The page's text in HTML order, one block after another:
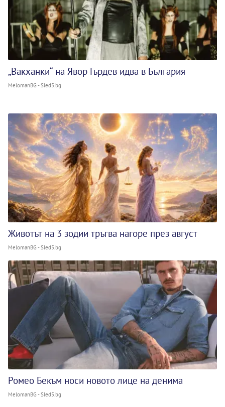
„Вакханки“ на Явор Гърдев идва в България
MelomanBG - Sled5.bg
Животът на 3 зодии тръгва нагоре през август
MelomanBG - Sled5.bg
Ромео Бекъм носи новото лице на денима
MelomanBG - Sled5.bg